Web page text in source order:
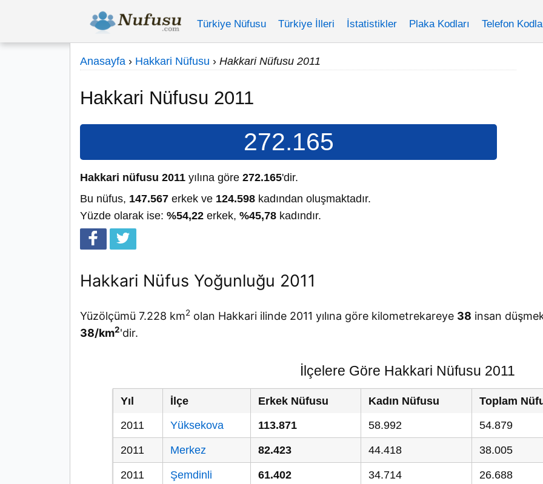
Türkiye Nüfusu Türkiye İlleri İstatistikler Plaka Kodları Telefon
Anasayfa › Hakkari Nüfusu › Hakkari Nüfusu 2011
Hakkari Nüfusu 2011
272.165
Hakkari nüfusu 2011 yılına göre 272.165'dir.
Bu nüfus, 147.567 erkek ve 124.598 kadından oluşmaktadır.
Yüzde olarak ise: %54,22 erkek, %45,78 kadındır.
Hakkari Nüfus Yoğunluğu 2011
Yüzölçümü 7.228 km2 olan Hakkari ilinde 2011 yılına göre kilometrekareye 38 insan
38/km2'dir.
İlçelere Göre Hakkari Nüfusu 2011
Yıl İlçe Erkek Nüfusu Kadın Nüfusu Toplam
2011
Yüksekova 113.871 58.992 54.879
2011 Merkez 82.423 44.418 38.005
2011 Şemdinli 61.402 34.714 26.688